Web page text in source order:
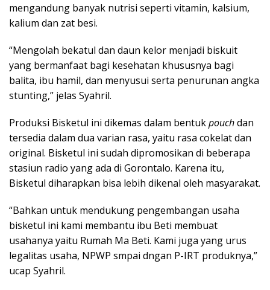
mengandung banyak nutrisi seperti vitamin, kalsium,
kalium dan zat besi.
“Mengolah bekatul dan daun kelor menjadi biskuit
yang bermanfaat bagi kesehatan khususnya bagi
balita, ibu hamil, dan menyusui serta penurunan angka
stunting,” jelas Syahril.
Produksi Bisketul ini dikemas dalam bentukpouchdan
tersedia dalam dua varian rasa, yaitu rasa cokelat dan
original. Bisketul ini sudah dipromosikan di beberapa
stasiun radio yang ada di Gorontalo. Karena itu,
Bisketul diharapkan bisa lebih dikenal oleh masyarakat.
“Bahkan untuk mendukung pengembangan usaha
bisketul ini kami membantu ibu Beti membuat
usahanya yaitu Rumah Ma Beti. Kami juga yang urus
legalitas usaha, NPWP smpai dngan P-IRT produknya,”
ucap Syahril.